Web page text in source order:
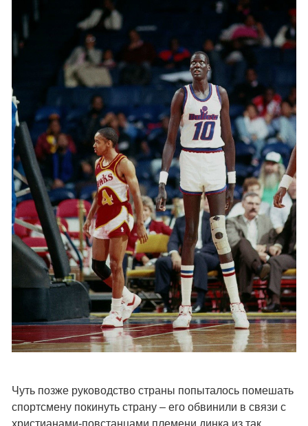
Чуть позже руководство страны попыталось помешать
спортсмену покинуть страну – его обвинили в связи с
христианами-повстанцами племени динка из так